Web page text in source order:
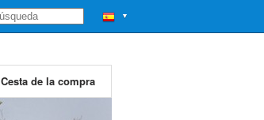
▼
Cesta de la compra